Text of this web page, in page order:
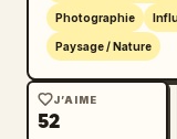
Photographie
Paysage / Nature
J’AIME
52